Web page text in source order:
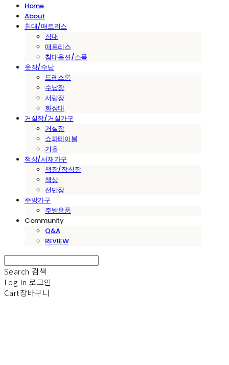
Home
About
침대/매트리스
침대
매트리스
침대옵션/소품
옷장/수납
드레스룸
수납장
서랍장
화장대
거실장/거실가구
거실장
쇼파테이블
거울
책상/서재가구
책장/장식장
책상
선반장
주방가구
주방용품
Community
Q&A
REVIEW
Search 검색
Log In 로그인
Cart장바구니